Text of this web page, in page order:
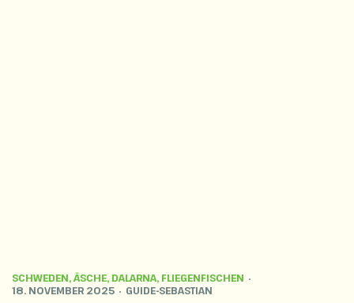
SCHWEDEN,ÄSCHE, DALARNA, FLIEGENFISCHEN
18. NOVEMBER 2025
GUIDE-SEBASTIAN